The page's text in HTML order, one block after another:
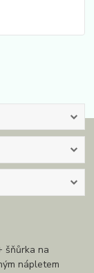
šňůrka na
nápletem